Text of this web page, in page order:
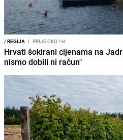
/REGIJA I PRIJE OKO 1H
Hrvati šokirani cijenama na
nismo dobili ni račun"